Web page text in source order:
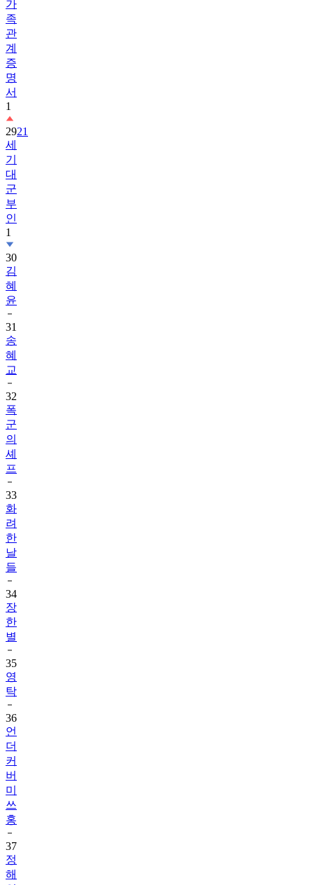
가
족
관
계
증
명
서
1
2921
세
기
대
군
부
인
1
30
김
혜
윤
31
송
혜
교
32
폭
군
의
셰
프
33
화
려
한
날
들
34
장
한
별
35
영
탁
36
언
더
커
버
미
쓰
홍
37
정
해